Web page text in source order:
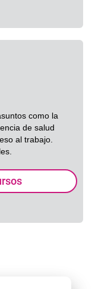
como la
de salud
al trabajo.